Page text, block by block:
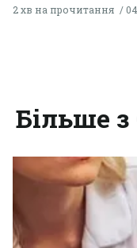
2 хв на прочитання
Більше з